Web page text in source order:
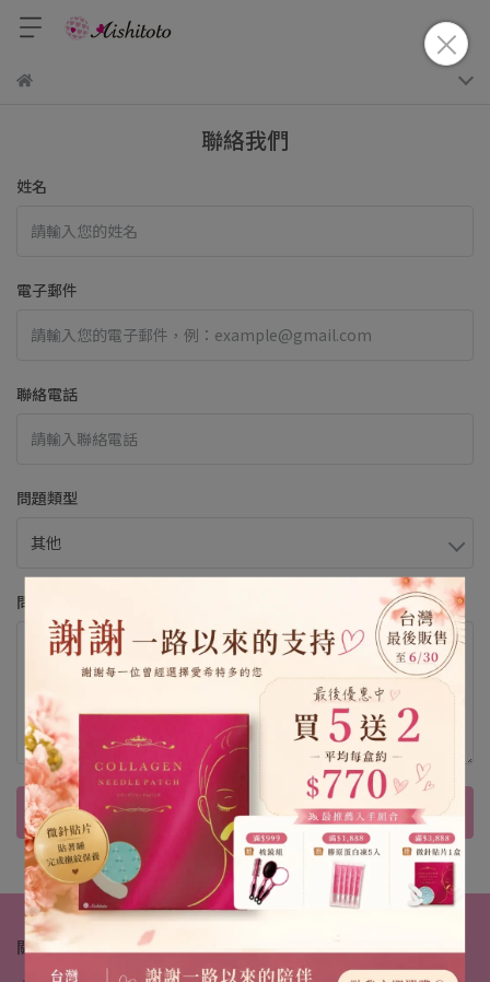
聯絡我們
姓名
電子郵件
聯絡電話
問題類型
問題內容
送出
關於我們